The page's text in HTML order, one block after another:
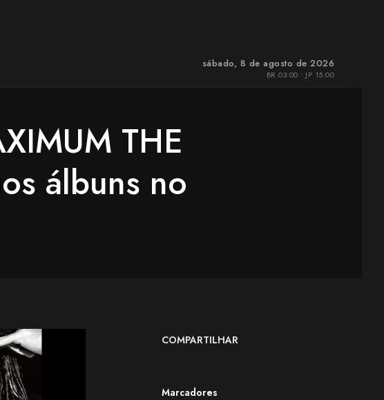
sábado, 8 de agosto de 2026
BR 03:00 • JP 15:00
THE
álbuns no
COMPARTILHAR
Marcadores